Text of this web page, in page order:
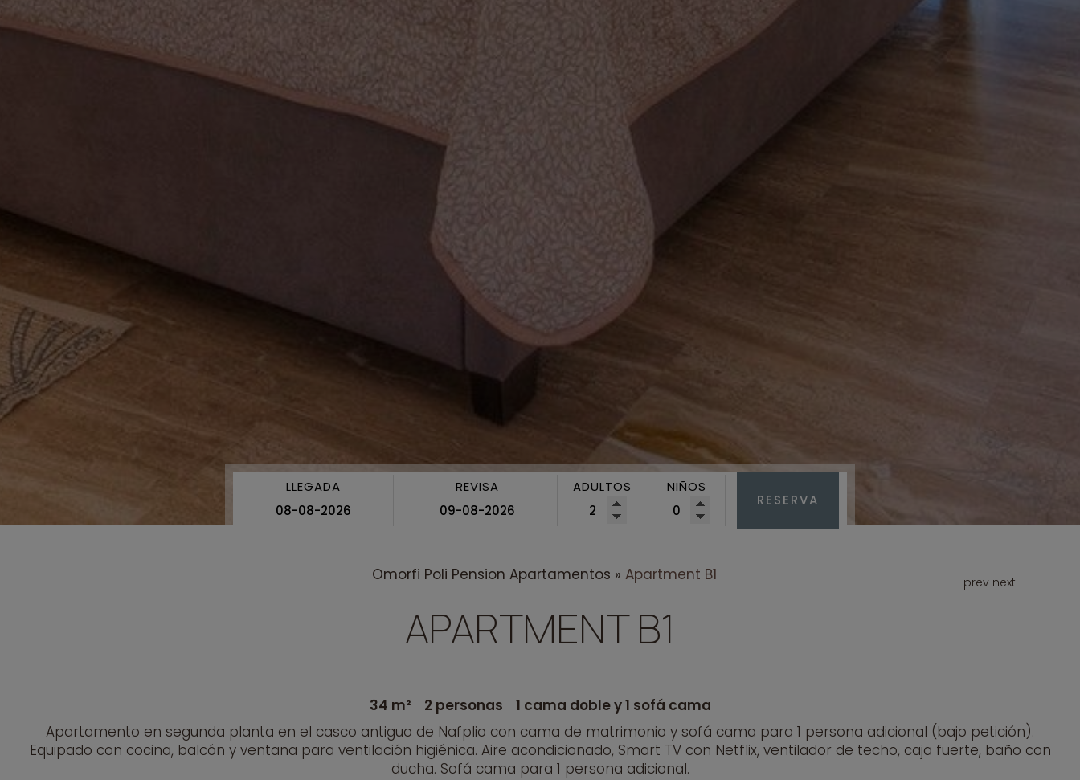
LLEGADA REVISA ADULTOS
NIÑOS
RESERVA
Omorfi Poli Pension Apartamentos » Apartment B1
APARTMENT B1
prev next
34 m² 2 personas 1 cama doble y 1 sofá cama
Apartamento en segunda planta en el casco antiguo de Nafplio con cama de matrimonio y sofá cama para 1 persona adicional (bajo petición).
Equipado con cocina, balcón y ventana para ventilación higiénica. Aire acondicionado, Smart TV con Netflix, ventilador de techo, caja fuerte, baño con
ducha. Sofá cama para 1 persona adicional.